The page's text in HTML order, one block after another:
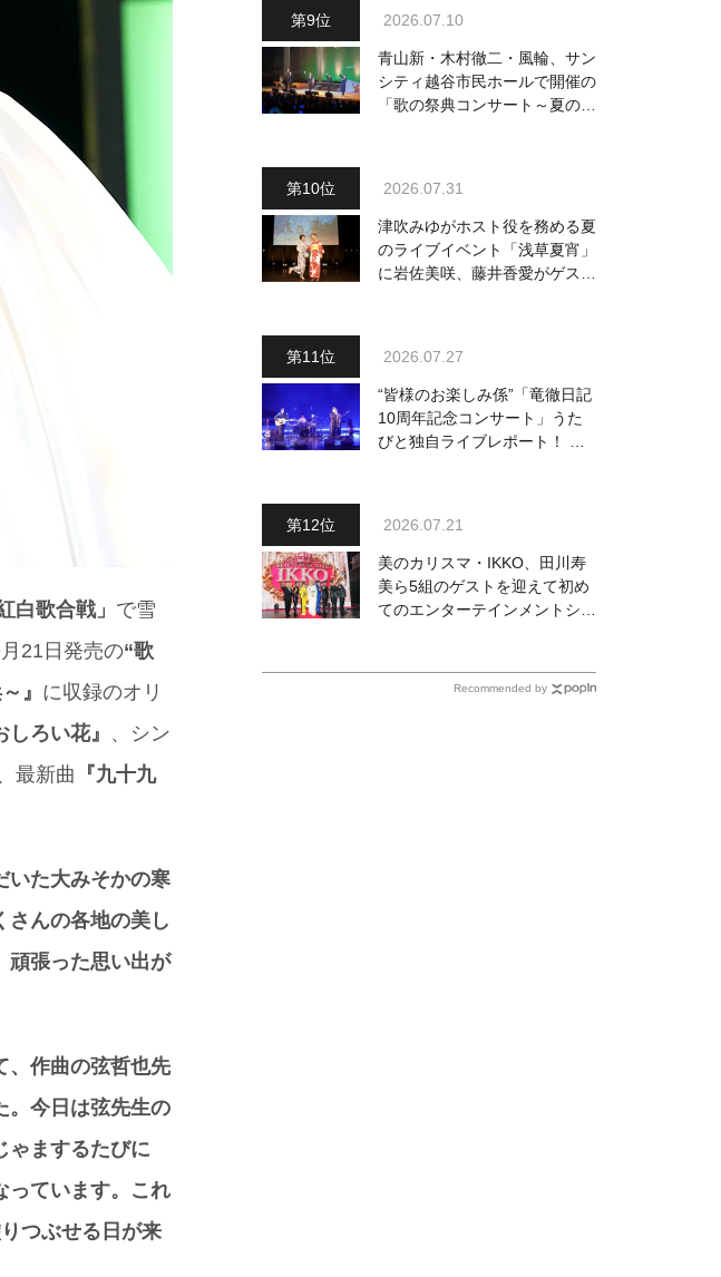
白歌合戦」 で雪
21日発売の“歌
』 に収録のオリ
しろい花』 、シン
最新曲 『九十九
いた大みそかの寒
さんの各地の美し
頑張った思い出が
、作曲の弦哲也先
。今日は弦先生の
ゃまするたびに
っています。これ
つぶせる日が来
2026.07.10
青山新・木村徹二・風輪、サン
シティ越谷市民ホールで開催の
「歌の祭典コンサート～夏の陣
2026.07.31
津吹みゆがホスト役を務める夏
のライブイベント「浅草夏宵」
に岩佐美咲、藤井香愛がゲスト
2026.07.27
“皆様のお楽しみ係”「竜徹日記
10周年記念コンサート」うた
びと独自ライブレポート！ 即
2026.07.21
美のカリスマ・IKKO、田川寿
美ら5組のゲストを迎えて初め
てのエンターテインメントショ
Recommended by